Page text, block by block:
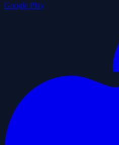
Google Play